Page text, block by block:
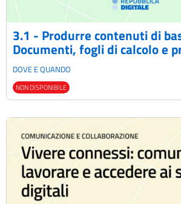
3.1 - Produrre contenuti di
Documenti, fogli di calcolo e
DOVE E QUANDO
NON DISPONIBILE